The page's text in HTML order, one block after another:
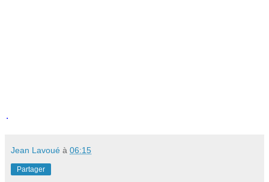
.
Jean Lavoué à 06:15
Partager